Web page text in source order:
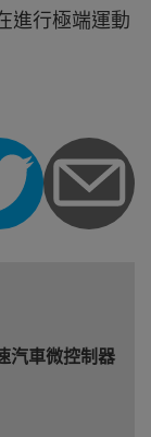
進行極端運動
汽車微控制器